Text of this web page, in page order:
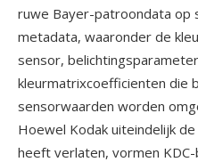
ruwe Bayer-patroondata op
metadata, waaronder de
sensor,
kleurmatrixcoefficienten die
sensorwaarden worden
Hoewel Kodak uiteindelijk
heeft verlaten, vormen